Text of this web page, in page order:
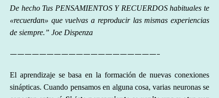
De hecho Tus PENSAMIENTOS Y RECUERDOS habituales te
«recuerdan» que vuelvas a reproducir las mismas experiencias
de siempre.” Joe Dispenza
————————————————————–
El aprendizaje se basa en la formación de nuevas conexiones
sinápticas. Cuando pensamos en alguna cosa, varias neuronas se